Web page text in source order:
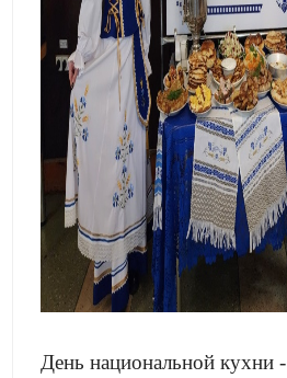
День национальной кухни